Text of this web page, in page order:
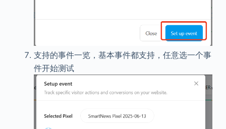
支持的事件一览，基本事件都支持，任意选一个事
件开始测试